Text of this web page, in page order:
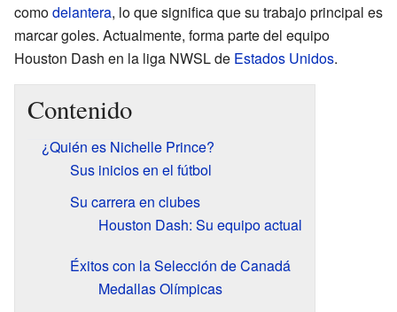
comodelantera, lo que significa que su trabajo principal es
marcar goles. Actualmente, forma parte del equipo
Houston Dash en la liga NWSL de Estados Unidos.
Contenido
¿Quién es Nichelle Prince?
Sus inicios en el fútbol
Su carrera en clubes
Houston Dash: Su equipo actual
Éxitos con la Selección de Canadá
Medallas Olímpicas